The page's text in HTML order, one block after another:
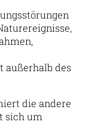
außerhalb des
die andere
sich um